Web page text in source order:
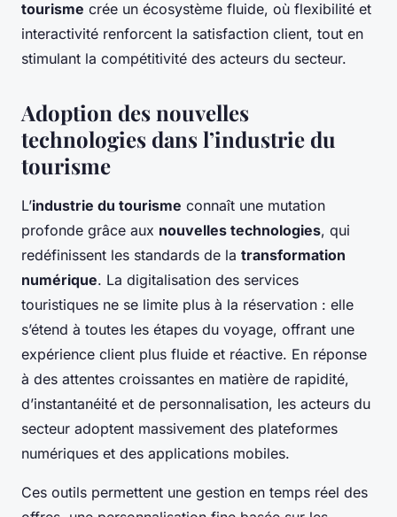
tourisme crée un écosystème fluide, où flexibilité et
interactivité renforcent la satisfaction client, tout en
stimulant la compétitivité des acteurs du secteur.
Adoption des nouvelles
technologies dans l’industrie du
tourisme
L’industrie du tourisme connaît une mutation
profonde grâce aux nouvelles technologies, qui
redéfinissent les standards de la transformation
numérique. La digitalisation des services
touristiques ne se limite plus à la réservation : elle
s’étend à toutes les étapes du voyage, offrant une
expérience client plus fluide et réactive. En réponse
à des attentes croissantes en matière de rapidité,
d’instantanéité et de personnalisation, les acteurs du
secteur adoptent massivement des plateformes
numériques et des applications mobiles.
Ces outils permettent une gestion en temps réel des